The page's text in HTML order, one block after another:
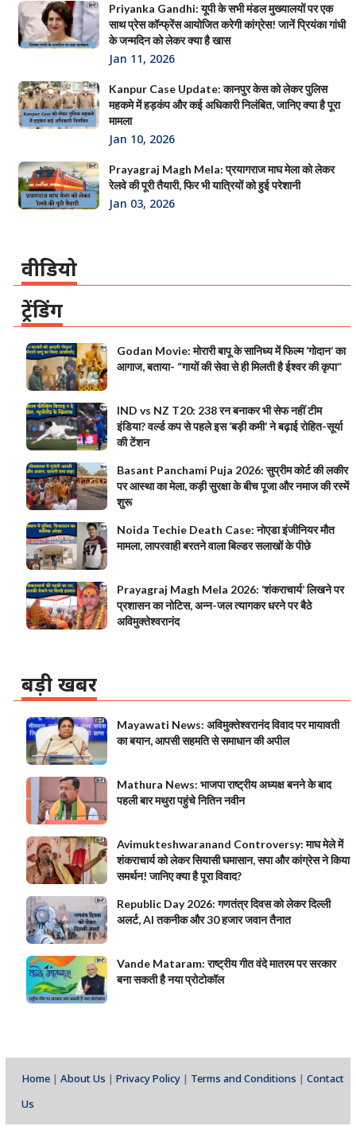
Priyanka Gandhi: यूपी के सभी मंडल मुख्यालयों पर एक
साथ प्रेस कॉन्फ्रेंस आयोजित करेगी कांग्रेस! जानें प्रियंका गांधी
के जन्मदिन को लेकर क्या है खास
Jan 11, 2026
Kanpur Case Update: कानपुर केस को लेकर पुलिस
महकमे में हड़कंप और कई अधिकारी निलंबित, जानिए क्या है पूरा
मामला
Jan 10, 2026
Prayagraj Magh Mela: प्रयागराज माघ मेला को लेकर
रेलवे की पूरी तैयारी, फिर भी यात्रियों को हुई परेशानी
Jan 03, 2026
वीडियो
ट्रेंडिंग
Godan Movie: मोरारी बापू के सानिध्य में फिल्म ‘गोदान’ का
आगाज, बताया- “गायों की सेवा से ही मिलती है ईश्वर की कृपा”
IND vs NZ T20: 238 रन बनाकर भी सेफ नहीं टीम
इंडिया? वर्ल्ड कप से पहले इस ‘बड़ी कमी’ ने बढ़ाई रोहित-सूर्या
की टेंशन
Basant Panchami Puja 2026: सुप्रीम कोर्ट की लकीर
पर आस्था का मेला, कड़ी सुरक्षा के बीच पूजा और नमाज की रस्में
शुरू
Noida Techie Death Case: नोएडा इंजीनियर मौत
मामला, लापरवाही बरतने वाला बिल्डर सलाखों के पीछे
Prayagraj Magh Mela 2026: ‘शंकराचार्य’ लिखने पर
प्रशासन का नोटिस, अन्न-जल त्यागकर धरने पर बैठे
अविमुक्तेश्वरानंद
बड़ी खबर
Mayawati News: अविमुक्तेश्वरानंद विवाद पर मायावती
का बयान, आपसी सहमति से समाधान की अपील
Mathura News: भाजपा राष्ट्रीय अध्यक्ष बनने के बाद
पहली बार मथुरा पहुंचे नितिन नवीन
Avimukteshwaranand Controversy: माघ मेले में
शंकराचार्य को लेकर सियासी घमासान, सपा और कांग्रेस ने किया
समर्थन! जानिए क्या है पूरा विवाद?
Republic Day 2026: गणतंत्र दिवस को लेकर दिल्ली
अलर्ट, AI तकनीक और 30 हजार जवान तैनात
Vande Mataram: राष्ट्रीय गीत वंदे मातरम पर सरकार
बना सकती है नया प्रोटोकॉल
Home| About Us | Privacy Policy| Terms and Conditions | Contact
Us